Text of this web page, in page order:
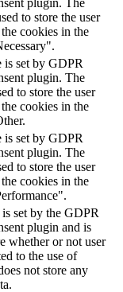
to store the user
cookies in the
is set by GDPR
plugin. The
to store the user
cookies in the
is set by GDPR
plugin. The
to store the user
cookies in the
set by the GDPR
plugin and is
whether or not user
to the use of
not store any